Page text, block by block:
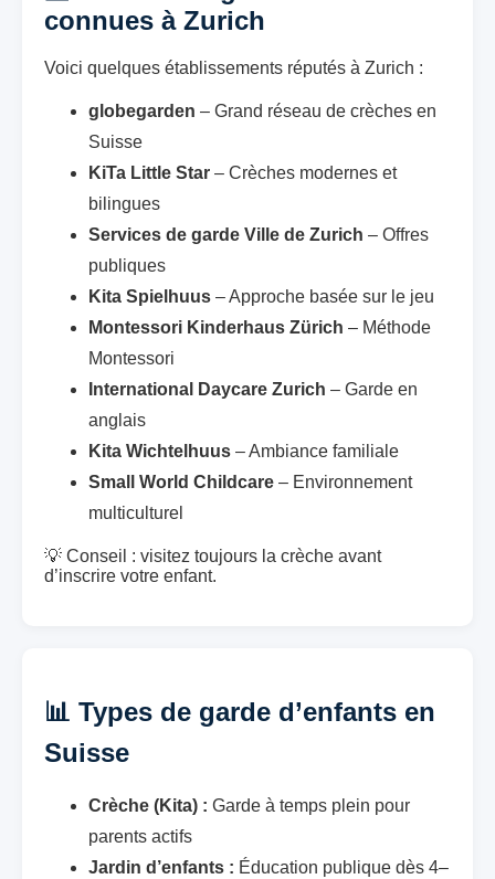
connues à Zurich
Voici quelques établissements réputés à Zurich :
globegarden – Grand réseau de crèches en
Suisse
KiTa Little Star – Crèches modernes et
bilingues
Services de garde Ville de Zurich – Offres
publiques
Kita Spielhuus – Approche basée sur le jeu
Montessori Kinderhaus Zürich – Méthode
Montessori
International Daycare Zurich – Garde en
anglais
Kita Wichtelhuus – Ambiance familiale
Small World Childcare – Environnement
multiculturel
💡 Conseil : visitez toujours la crèche avant
d’inscrire votre enfant.
📊 Types de garde d’enfants en
Suisse
Crèche (Kita) : Garde à temps plein pour
parents actifs
Jardin d’enfants : Éducation publique dès 4–